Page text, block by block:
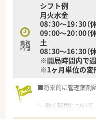
にもおすすめ♪
■産育休の取得実績多
■育児休業は最大3年
「98.6％」です。
■育児時短勤務は、
が小学校卒業する迄
■社割制度で日々の
■全国約300店舗展開
品・サービス提供、
勤務
時間
シフト例
月火水金
08：30～19：30（
09：00～20：00（
土
08：30～16：30（
※開局時間内で
※1ヶ月単位の変
■将来的に管理薬剤
＼ 働く環境について